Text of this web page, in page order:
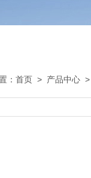
：首页 > 产品中心 >